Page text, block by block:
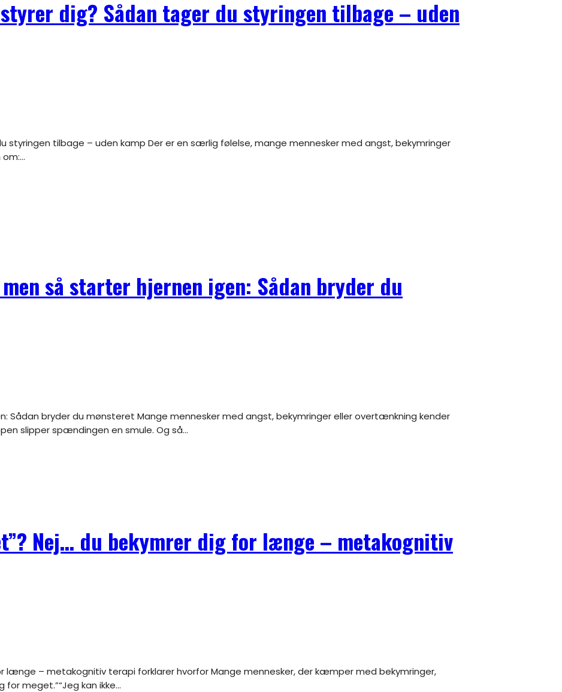
dig? Sådan tager du styringen tilbage – uden
så starter hjernen igen: Sådan bryder du
slipper spændingen en smule. Og så...
Nej… du bekymrer dig for længe – metakognitiv
meget.”“Jeg kan ikke...